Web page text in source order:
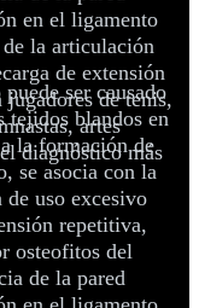
en el ligamento
la articulación
de extensión
jugadores de tenis,
artes
diagnóstico más
ser causado
tejidos blandos en
la formación de
se asocia con la
uso excesivo
repetitiva,
osteofitos del
de la pared